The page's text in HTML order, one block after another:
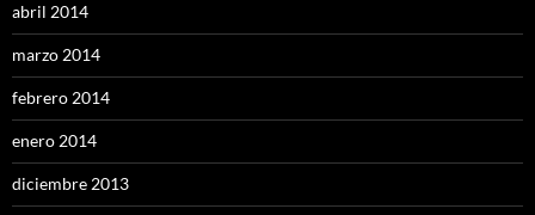
abril 2014
marzo 2014
febrero 2014
enero 2014
diciembre 2013